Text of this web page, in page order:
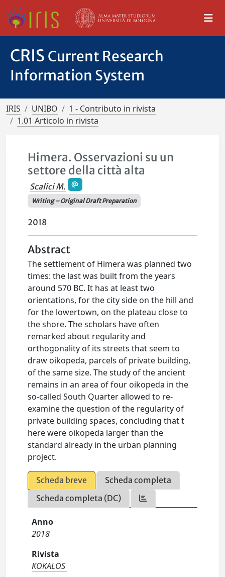
CRIS Current Research
Information System
IRIS UNIBO
1 - Contributo in rivista
1.01 Articolo in rivista
Himera. Osservazioni su un
settore della città alta
Scalici M.
Writing – Original Draft Preparation
2018
Abstract
The settlement of Himera was planned two
times: the last was built from the years
around 570 BC. It has at least two
orientations, for the city side on the hill and
for the lowertown, on the plateau close to
the shore. The scholars have often
remarked about regularity and
orthogonality of its streets that seem to
draw oikopeda, parcels of private building,
of the same size. The study of the ancient
remains in an area of four oikopeda in the
so-called South Quarter allowed to re-
examine the question of the regularity of
private building spaces, concluding that t
here were oikopeda larger than the
standard already in the urban planning
project.
Scheda breve
Scheda completa
Scheda completa (DC)
Anno
2018
Rivista
KOKALOS